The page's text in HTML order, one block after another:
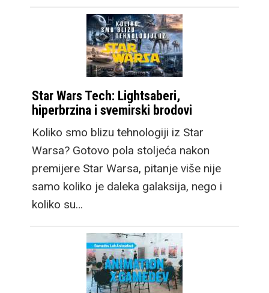
Star Wars Tech: Lightsaberi,
hiperbrzina i svemirski brodovi
Koliko smo blizu tehnologiji iz Star
Warsa? Gotovo pola stoljeća nakon
premijere Star Warsa, pitanje više nije
samo koliko je daleka galaksija, nego i
koliko su…